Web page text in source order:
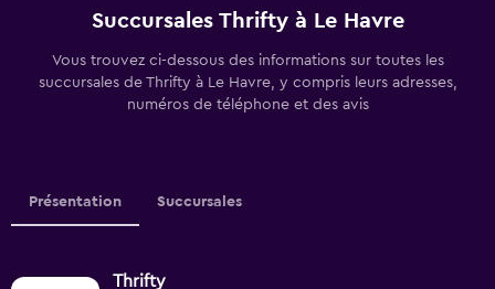
Succursales Thrifty à Le Havre
Vous trouvez ci-dessous des informations sur toutes les
succursales de Thrifty à Le Havre, y compris leurs adresses,
numéros de téléphone et des avis
Présentation Succursales
Thrifty